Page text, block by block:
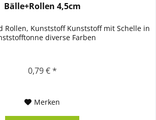
Bälle+Rollen 4,5cm
Rollen, Kunststoff Kunststoff mit Schelle in
diverse Farben
0,79 € *
Merken